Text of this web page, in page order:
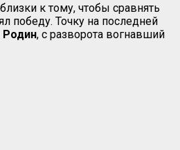
к тому, чтобы сравнять
победу. Точку на последней
Родин, с разворота вогнавший